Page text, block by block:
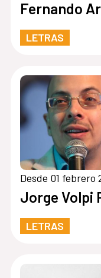
Fernando
LETRAS
Desde 01 febrero
Jorge Volpi
LETRAS